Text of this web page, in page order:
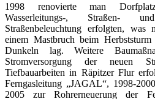
1998 renovierte man
Wasserleitungs-, Straßen-
Straßenbeleuchtung erfolgten, was
einem Mastbruch beim
Dunkeln lag. Weitere
Stromversorgung der neuen
Tiefbauarbeiten in Räpitzer Flur
Ferngasleitung „JAGAL“, 1998-
2005 zur Rohrerneuerung der